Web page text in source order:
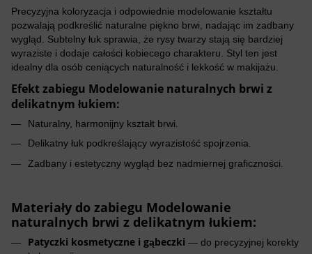
Precyzyjna koloryzacja i odpowiednie modelowanie kształtu
pozwalają podkreślić naturalne piękno brwi, nadając im zadbany
wygląd. Subtelny łuk sprawia, że rysy twarzy stają się bardziej
wyraziste i dodaje całości kobiecego charakteru. Styl ten jest
idealny dla osób ceniących naturalność i lekkość w makijażu.
Efekt zabiegu Modelowanie naturalnych brwi z
delikatnym łukiem:
Naturalny, harmonijny kształt brwi.
Delikatny łuk podkreślający wyrazistość spojrzenia.
Zadbany i estetyczny wygląd bez nadmiernej graficzności.
Materiały do zabiegu Modelowanie
naturalnych brwi z delikatnym łukiem:
Patyczki kosmetyczne i gąbeczki — do precyzyjnej korekty